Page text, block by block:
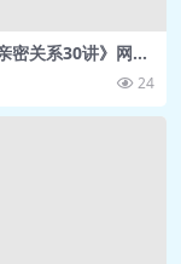
密关系30讲》网盘
24